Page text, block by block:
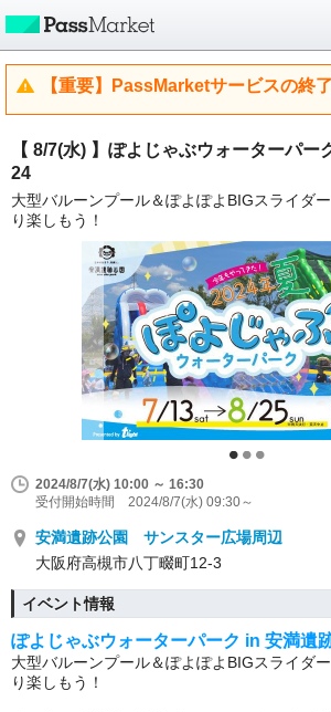
【重要】PassMarketサービスの終
【 8/7(水) 】ぽよじゃぶウォーターパ
24
大型バルーンプール＆ぽよぽよBIGスライダ
り楽しもう！
2024/8/7(水) 10:00 ～ 16:30
受付開始時間 2024/8/7(水) 09:30～
安満遺跡公園 サンスター広場周辺
大阪府高槻市八丁畷町12-3
イベント情報
ぽよじゃぶウォーターパーク in 安満遺
大型バルーンプール＆ぽよぽよBIGスライダ
り楽しもう！